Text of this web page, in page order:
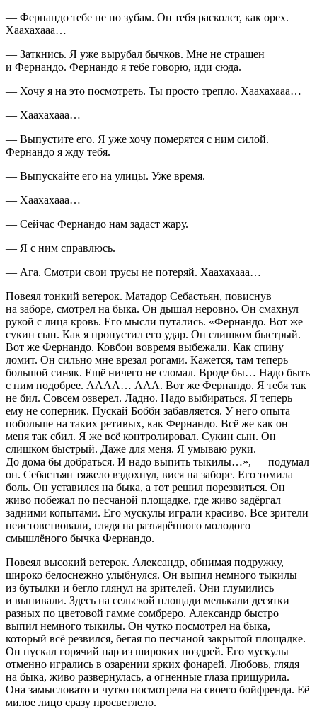
— Фернандо тебе не по зубам. Он тебя расколет, как орех.
Хаахахааа…
— Заткнись. Я уже вырубал бычков. Мне не страшен
и Фернандо. Фернандо я тебе говорю, иди сюда.
— Хочу я на это посмотреть. Ты просто трепло. Хаахахааа…
— Хаахахааа…
— Выпустите его. Я уже хочу померятся с ним силой.
Фернандо я жду тебя.
— Выпускайте его на улицы. Уже время.
— Хаахахааа…
— Сейчас Фернандо нам задаст жару.
— Я с ним справлюсь.
— Ага. Смотри свои трусы не потеряй. Хаахахааа…
Повеял тонкий ветерок. Матадор Себастьян, повиснув
на заборе, смотрел на быка. Он дышал неровно. Он смахнул
рукой с лица кровь. Его мысли путались. «Фернандо. Вот же
сукин сын. Как я пропустил его удар. Он слишком быстрый.
Вот же Фернандо. Ковбои вовремя выбежали. Как спину
ломит. Он сильно мне врезал рогами. Кажется, там теперь
большой синяк. Ещё ничего не сломал. Вроде бы… Надо быть
с ним подобрее. АААА… ААА. Вот же Фернандо. Я тебя так
не бил. Совсем озверел. Ладно. Надо выбираться. Я теперь
ему не соперник. Пускай Бобби забавляется. У него опыта
побольше на таких ретивых, как Фернандо. Всё же как он
меня так сбил. Я же всё контролировал. Сукин сын. Он
слишком быстрый. Даже для меня. Я умываю руки.
До дома бы добраться. И надо выпить тыкилы…», — подумал
он. Себастьян тяжело вздохнул, вися на заборе. Его томила
боль. Он уставился на быка, а тот решил порезвиться. Он
живо побежал по песчаной площадке, где живо задёргал
задними копытами. Его мускулы играли красиво. Все зрители
неистовствовали, глядя на разъярённого молодого
смышлёного бычка Фернандо.
Повеял высокий ветерок. Александр, обнимая подружку,
широко белоснежно улыбнулся. Он выпил немного тыкилы
из бутылки и бегло глянул на зрителей. Они глумились
и выпивали. Здесь на сельской площади мелькали десятки
разных по цветовой гамме сомбреро. Александр быстро
выпил немного тыкилы. Он чутко посмотрел на быка,
который всё резвился, бегая по песчаной закрытой площадке.
Он пускал горячий пар из широких ноздрей. Его мускулы
отменно игрались в озарении ярких фонарей. Любовь, глядя
на быка, живо развернулась, а огненные глаза прищурила.
Она замысловато и чутко посмотрела на своего бойфренда. Её
милое лицо сразу просветлело.